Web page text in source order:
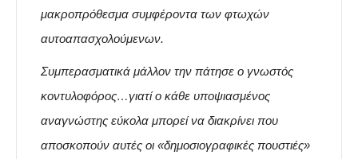
μακροπρόθεσμα συμφέροντα των φτωχών
αυτοαπασχολούμενων.
Συμπερασματικά μάλλον την πάτησε ο γνωστός
κοντυλοφόρος…γιατί ο κάθε υποψιασμένος
αναγνώστης εύκολα μπορεί να διακρίνει που
αποσκοπούν αυτές οι «δημοσιογραφικές πουστιές»